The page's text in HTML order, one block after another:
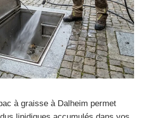
à graisse à Dalheim permet